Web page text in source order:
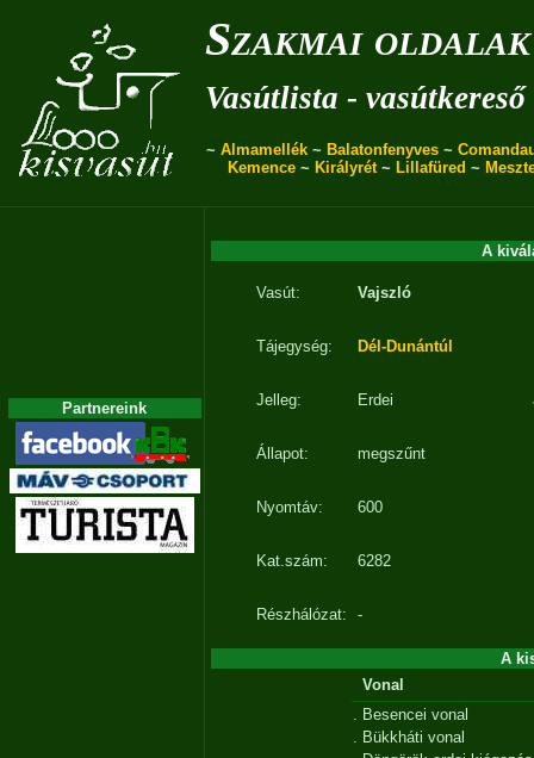
Szakmai oldalak
Vasútlista - vasútkereső
~ Almamellék ~ Balatonfenyves ~
Kemence ~ Királyrét~ Lillafüred ~
Partnereink
A
Vasút: Vajszló
Tájegység: Dél-Dunántúl
Jelleg: Erdei
Állapot: megszűnt
Nyomtáv: 600
Kat.szám: 6282
Részhálózat: -
A
Vonal
. Besencei vonal
. Bükkháti vonal